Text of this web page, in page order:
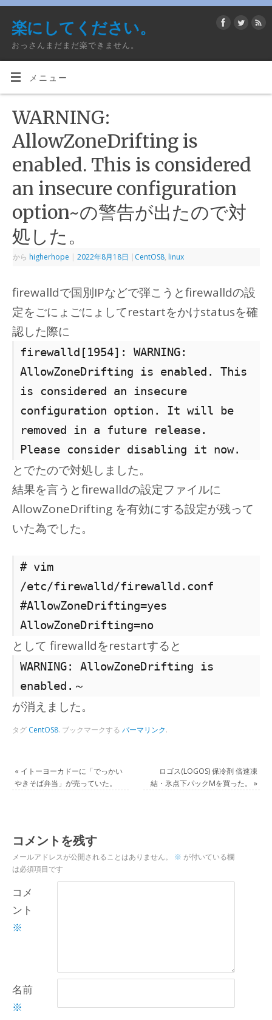
楽にしてください。
おっさんまだまだ楽できません。
メニュー
WARNING:
AllowZoneDrifting is
enabled. This is considered
an insecure configuration
option~の警告が出たので対
処した。
から higherhope | 2022年8月18日 | CentOS8, linux
firewalldで国別IPなどで弾こうとfirewalldの設
定をごにょごにょしてrestartをかけstatusを確
認した際に
firewalld[1954]: WARNING:
AllowZoneDrifting is enabled. This
is considered an insecure
configuration option. It will be
removed in a future release.
Please consider disabling it now.
とでたので対処しました。
結果を言うとfirewalldの設定ファイルに
AllowZoneDrifting を有効にする設定が残って
いた為でした。
# vim
/etc/firewalld/firewalld.conf
#AllowZoneDrifting=yes
AllowZoneDrifting=no
として firewalldをrestartすると
WARNING: AllowZoneDrifting is
enabled.～
が消えました。
タグ CentOS8. ブックマークするパーマリンク.
« イトーヨーカドーに「でっかい
やきそば弁当」が売っていた。
ロゴス(LOGOS) 保冷剤 倍速凍
結・氷点下パックMを買った。 »
コメントを残す
メールアドレスが公開されることはありません。 ※ が付いている欄
は必須項目です
コメ
ント
※
名前
※